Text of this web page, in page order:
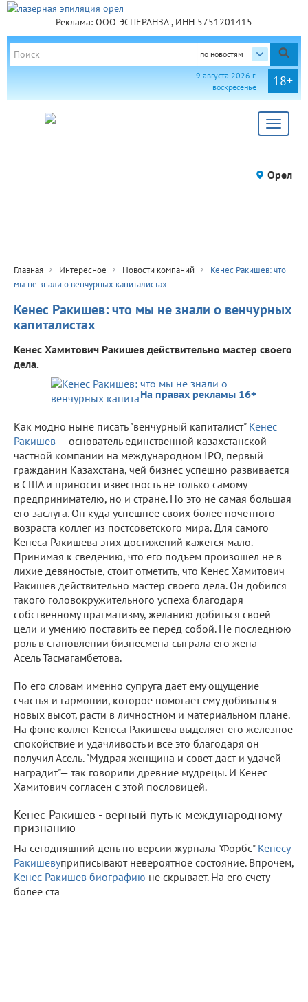
Реклама: ООО ЭСПЕРАНЗА , ИНН 5751201415
по новостям
18+
9 августа 2026 г.
воскресенье
Toggle
Орел
Главная Интересное Новости компаний
Кенес Ракишев: что
мы не знали о венчурных капиталистах
Кенес Ракишев: что мы не знали о венчурных
капиталистах
Кенес Хамитович Ракишев действительно мастер своего
дела.
На правах рекламы 16+
Как модно ныне писать "венчурный капиталист" Кенес
Ракишев — основатель единственной казахстанской
частной компании на международном IPO, первый
гражданин Казахстана, чей бизнес успешно развивается
в США и приносит известность не только самому
предпринимателю, но и стране. Но это не самая большая
его заслуга. Он куда успешнее своих более почетного
возраста коллег из постсоветского мира. Для самого
Кенеса Ракишева этих достижений кажется мало.
Принимая к сведению, что его подъем произошел не в
лихие девяностые, стоит отметить, что Кенес Хамитович
Ракишев действительно мастер своего дела. Он добился
такого головокружительного успеха благодаря
собственному прагматизму, желанию добиться своей
цели и умению поставить ее перед собой. Не последнюю
роль в становлении бизнесмена сыграла его жена —
Асель Тасмагамбетова.
По его словам именно супруга дает ему ощущение
счастья и гармонии, которое помогает ему добиваться
новых высот, расти в личностном и материальном плане.
На фоне коллег Кенеса Ракишева выделяет его железное
спокойствие и удачливость и все это благодаря он
получил Асель. "Мудрая женщина и совет даст и удачей
наградит"— так говорили древние мудрецы. И Кенес
Хамитович согласен с этой пословицей.
Кенес Ракишев - верный путь к международному
признанию
На сегодняшний день по версии журнала "Форбс" Кенесу
Ракишевуприписывают невероятное состояние. Впрочем,
Кенес Ракишев биографию не скрывает. На его счету
более ста